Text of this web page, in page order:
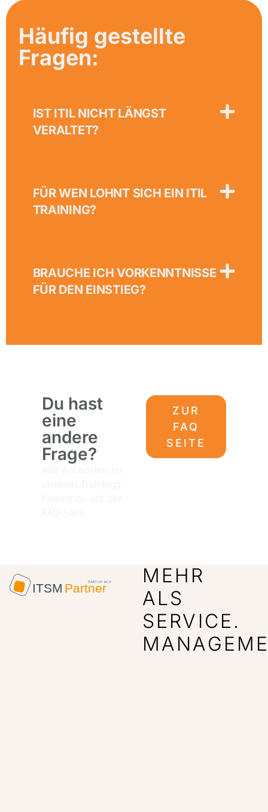
Häufig gestellte
Fragen:
IST ITIL NICHT LÄNGST
VERALTET?
FÜR WEN LOHNT SICH EIN ITIL
TRAINING?
BRAUCHE ICH VORKENNTNISSE
FÜR DEN EINSTIEG?
Du hast
eine
andere
Frage?
ZUR
FAQ
SEITE
MEHR
ALS
SERVICE.